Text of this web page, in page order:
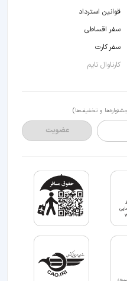
قوانین استرداد
سفر اقساطی
سفر کارت
کارناوال تایم
و تخفیف‌ها)
عضویت